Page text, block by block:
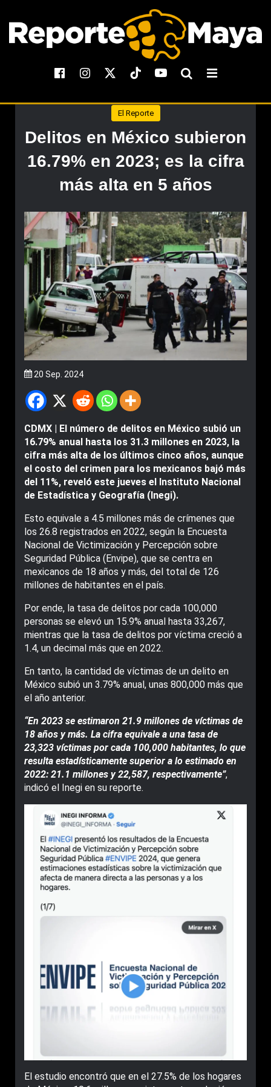
El Reporte
Delitos en México subieron
16.79% en 2023; es la cifra
más alta en 5 años
20 Sep. 2024
CDMX | El número de delitos en México subió un
16.79% anual hasta los 31.3 millones en 2023, la
cifra más alta de los últimos cinco años, aunque
el costo del crimen para los mexicanos bajó más
del 11%, reveló este jueves el Instituto Nacional
de Estadística y Geografía (Inegi).
Esto equivale a 4.5 millones más de crímenes que
los 26.8 registrados en 2022, según la Encuesta
Nacional de Victimización y Percepción sobre
Seguridad Pública (Envipe), que se centra en
mexicanos de 18 años y más, del total de 126
millones de habitantes en el país.
Por ende, la tasa de delitos por cada 100,000
personas se elevó un 15.9% anual hasta 33,267,
mientras que la tasa de delitos por víctima creció a
1.4, un decimal más que en 2022.
En tanto, la cantidad de víctimas de un delito en
México subió un 3.79% anual, unas 800,000 más que
el año anterior.
“En 2023 se estimaron 21.9 millones de víctimas de
18 años y más. La cifra equivale a una tasa de
23,323 víctimas por cada 100,000 habitantes, lo que
resulta estadísticamente superior a lo estimado en
2022: 21.1 millones y 22,587, respectivamente”,
indicó el Inegi en su reporte.
El estudio encontró que en el 27.5% de los hogares